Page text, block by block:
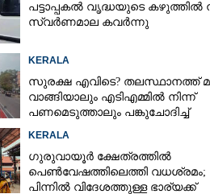
പട്ടാപ്പകൽ വൃദ്ധയുടെ കഴുത്തിൽ
സ്വർണമാല കവർന്നു
KERALA
സുരക്ഷ എവിടെ?​ തലസ്ഥാനത്ത്
വാങ്ങിയാലും എടിഎമ്മിൽ നിന്ന്
പണമെടുത്താലും പങ്കുചോദിച്ച്
KERALA
ഗുരുവായൂർ ക്ഷേത്രത്തിൽ
പെൺവേഷത്തിലെത്തി വധശ്രമം;
പിന്നിൽ വിദേശത്തുള്ള ഭാര്യക്ക്